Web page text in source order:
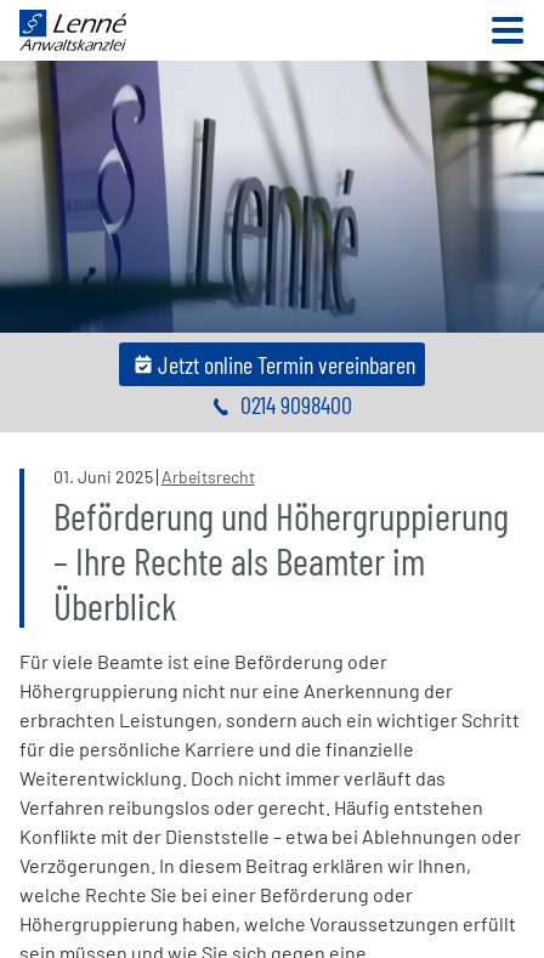
Jetzt online Termin vereinbaren
0214 9098400
01. Juni 2025 Arbeitsrecht
Beförderung und Höhergruppierung
– Ihre Rechte als Beamter im
Überblick
Für viele Beamte ist eine Beförderung oder
Höhergruppierung nicht nur eine Anerkennung der
erbrachten Leistungen, sondern auch ein wichtiger Schritt
für die persönliche Karriere und die finanzielle
Weiterentwicklung. Doch nicht immer verläuft das
Verfahren reibungslos oder gerecht. Häufig entstehen
Konflikte mit der Dienststelle – etwa bei Ablehnungen oder
Verzögerungen. In diesem Beitrag erklären wir Ihnen,
welche Rechte Sie bei einer Beförderung oder
Höhergruppierung haben, welche Voraussetzungen erfüllt
sein müssen und wie Sie sich gegen eine